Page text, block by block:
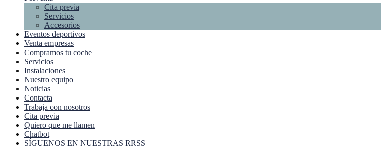
Cita previa
Servicios
Accesorios
Eventos deportivos
Venta empresas
Compramos tu coche
Servicios
Instalaciones
Nuestro equipo
Noticias
Contacta
Trabaja con nosotros
Cita previa
Quiero que me llamen
Chatbot
SÍGUENOS EN NUESTRAS RRSS